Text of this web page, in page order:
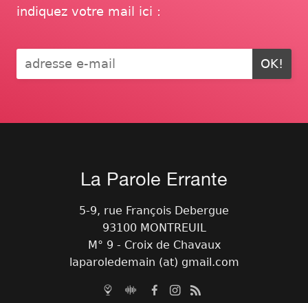
indiquez votre mail ici :
OK!
La Parole Errante
5-9, rue François Debergue
93100 MONTREUIL
M° 9 - Croix de Chavaux
laparoledemain (at) gmail.com